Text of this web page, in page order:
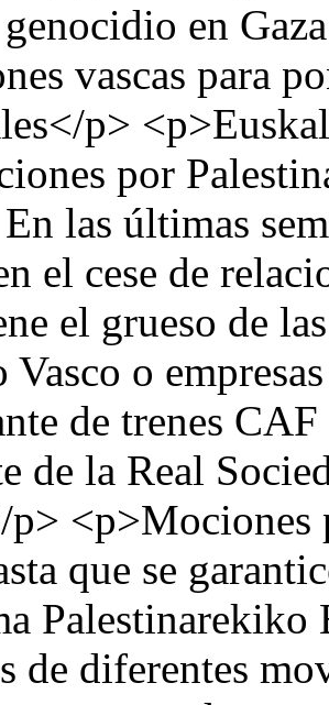
en
vascas para
p>
por
las últimas
el cese de
el grueso de
Vasco o
de trenes
de la Real
<p>Mociones
que se
Palestinarekiko
de diferentes